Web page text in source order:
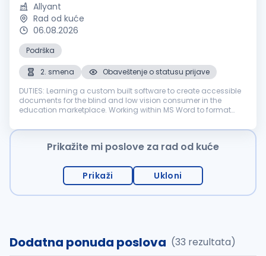
Allyant
Rad od kuće
06.08.2026
Podrška
2. smena
Obaveštenje o statusu prijave
DUTIES: Learning a custom built software to create accessible
documents for the blind and low vision consumer in the
education marketplace. Working within MS Word to format
and transcribed u...
Prikažite mi poslove za rad od kuće
Prikaži Ukloni
Dodatna ponuda poslova (33 rezultata)